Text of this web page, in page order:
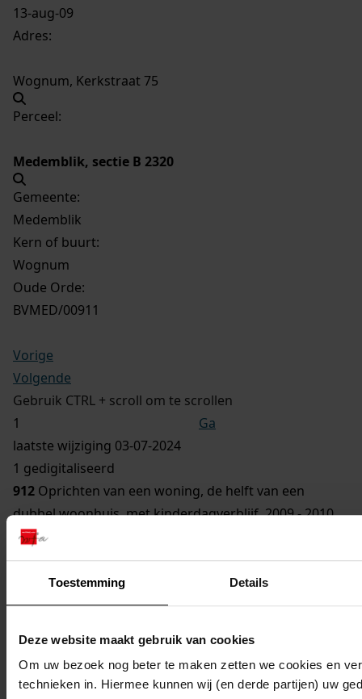
Toestemming Details
Deze website maakt gebruik van cookies
Om uw bezoek nog beter te maken zetten we cookies en
technieken in. Hiermee kunnen wij (en derde partijen) uw
13-aug-09
Adres:
Wognum, Kerkstraat 75
Perceel:
Medemblik, sectie B 2320
Gemeente:
Medemblik
Kern of buurt:
Wognum
Oude Orde:
BVMED/00911
Vorige
Volgende
Gebruik CTRL + scroll om te scrollen
Ga
laatste wijziging 03-07-2024
1 gedigitaliseerd
912 Oprichten van een woning, de helft van een
dubbel woonhuis, met kinderdagverblijf, 2009 - 2010
Toon details van deze beschrijving (1 bestand)
913Plaatsen van een overdekt zwembad, 2008 - 2010
Toon details van deze beschrijving (1 bestand)
914Verbouwen van de drie socio woningen, 2010 -
Toon details van deze beschrijving (1 bestand)
915Uitbreiden van de woning, 2009 - 2010
Toon details van deze beschrijving (1 bestand)